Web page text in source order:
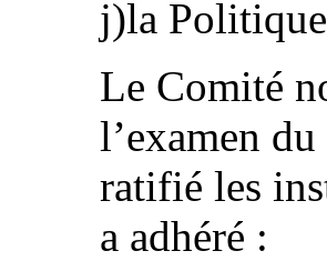
j)la
Le Comité
l’examen
ratifié les
a adhéré :